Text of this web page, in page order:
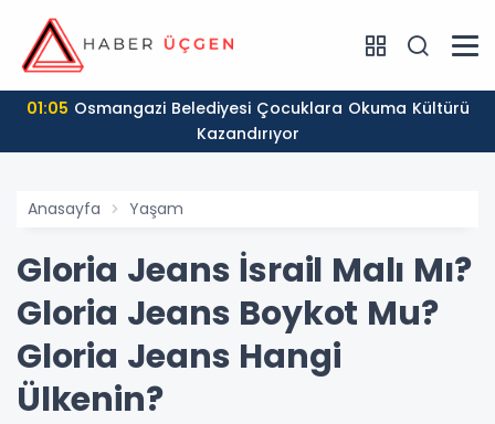
01:05
Kazandırıyor
Anasayfa Yaşam
Gloria Jeans İsrail Malı Mı?
Gloria Jeans Boykot Mu?
Gloria Jeans Hangi
Ülkenin?